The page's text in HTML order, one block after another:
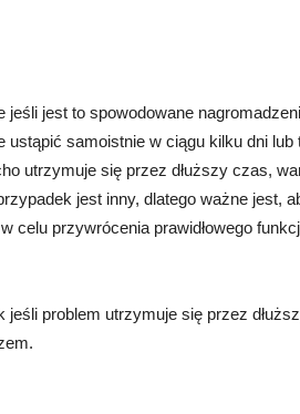
jest to spowodowane
samoistnie w ciągu kilku dni lub
utrzymuje się przez dłuższy czas,
jest inny, dlatego ważne jest,
celu przywrócenia prawidłowego
problem utrzymuje się przez